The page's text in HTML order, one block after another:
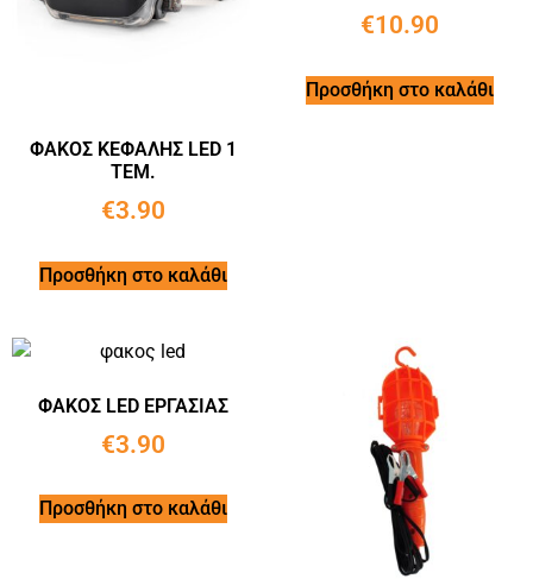
ΦΑΚΟΣ ΚΕΦΑΛΗΣ LED 1
ΤΕΜ.
€3.90
Προσθήκη στο καλάθι
€10.90
Προσθήκη στο καλάθι
ΦΑΚΟΣ LED ΕΡΓΑΣΙΑΣ
€3.90
Προσθήκη στο καλάθι